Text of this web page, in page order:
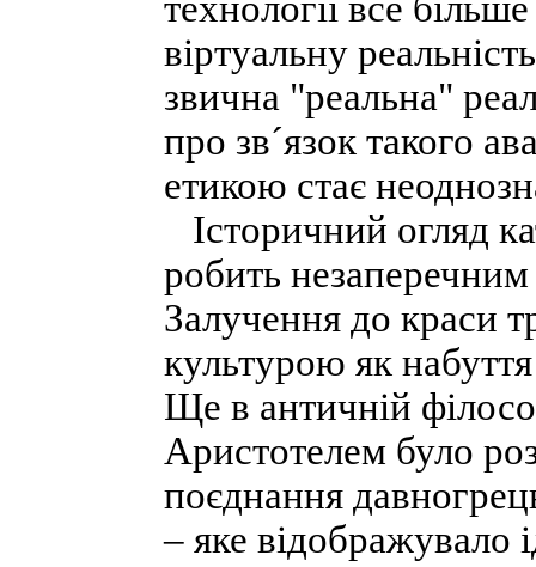
віртуальну
звична "реальна"
про зв´язок такого
етикою стає
Історичний огляд
робить незаперечним
Залучення до краси
культурою як
Ще в античній
Аристотелем було
поєднання
– яке відображувало